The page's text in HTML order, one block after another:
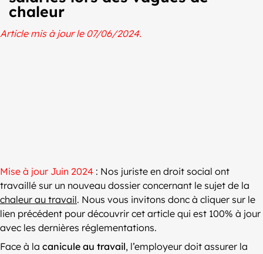
chaleur
Article mis à jour le 07/06/2024.
Mise à jour Juin 2024 : Nos juriste en droit social ont
travaillé sur un nouveau dossier concernant le sujet de la
chaleur au travail. Nous vous invitons donc à cliquer sur le
lien précédent pour découvrir cet article qui est 100% à jour
avec les dernières réglementations.
Face à la canicule au travail, l’employeur doit assurer la